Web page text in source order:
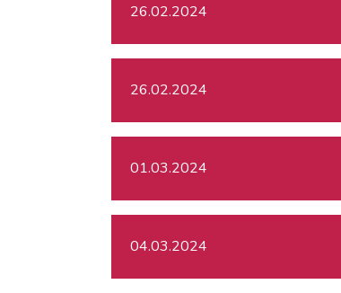
26.02.2024
26.02.2024
01.03.2024
04.03.2024